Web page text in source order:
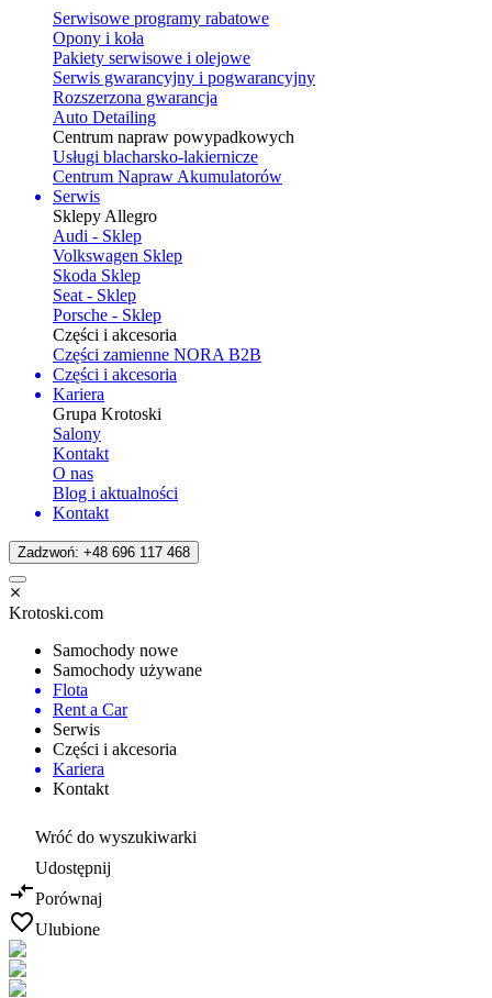
Serwisowe programy rabatowe
Opony i koła
Pakiety serwisowe i olejowe
Serwis gwarancyjny i pogwarancyjny
Rozszerzona gwarancja
Auto Detailing
Centrum napraw powypadkowych
Usługi blacharsko-lakiernicze
Centrum Napraw Akumulatorów
Serwis
Sklepy Allegro
Audi - Sklep
Volkswagen Sklep
Skoda Sklep
Seat - Sklep
Porsche - Sklep
Części i akcesoria
Części zamienne NORA B2B
Części i akcesoria
Kariera
Grupa Krotoski
Salony
Kontakt
O nas
Blog i aktualności
Kontakt
Zadzwoń: +48 696 117 468
Krotoski.com
Samochody nowe
Samochody używane
Flota
Rent a Car
Serwis
Części i akcesoria
Kariera
Kontakt
Wróć do wyszukiwarki
Udostępnij
Porównaj
Ulubione